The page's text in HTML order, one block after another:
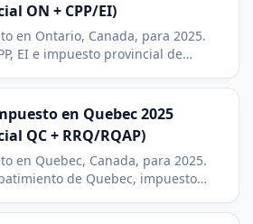
ON + CPP/EI)
en Ontario, Canada, para 2025.
EI e impuesto provincial de
en Quebec 2025
QC + RRQ/RQAP)
en Quebec, Canada, para 2025.
de Quebec, impuesto